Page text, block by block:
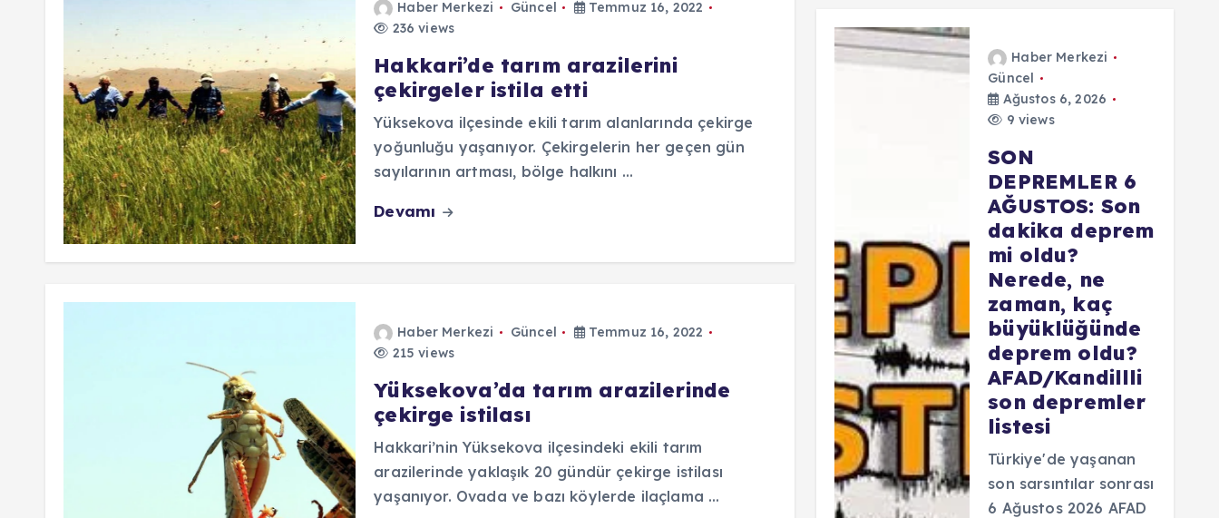
Haber Merkezi Güncel
Temmuz 16, 2022
236 views
Hakkari’de tarım arazilerini
çekirgeler istila etti
Yüksekova ilçesinde ekili tarım alanlarında çekirge
yoğunluğu yaşanıyor. Çekirgelerin her geçen gün
sayılarının artması, bölge halkını …
Devamı
Haber Merkezi Güncel
Temmuz 16, 2022
215 views
Yüksekova’da tarım arazilerinde
çekirge istilası
Hakkari’nin Yüksekova ilçesindeki ekili tarım
arazilerinde yaklaşık 20 gündür çekirge istilası
yaşanıyor. Ovada ve bazı köylerde ilaçlama …
Haber Merkezi
Güncel
Ağustos 6, 2026
9 views
SON
DEPREMLER 6
AĞUSTOS: Son
dakika deprem
mi oldu?
Nerede, ne
zaman, kaç
büyüklüğünde
deprem oldu?
AFAD/Kandillli
son depremler
listesi
Türkiye'de yaşanan
son sarsıntılar sonrası
6 Ağustos 2026 AFAD